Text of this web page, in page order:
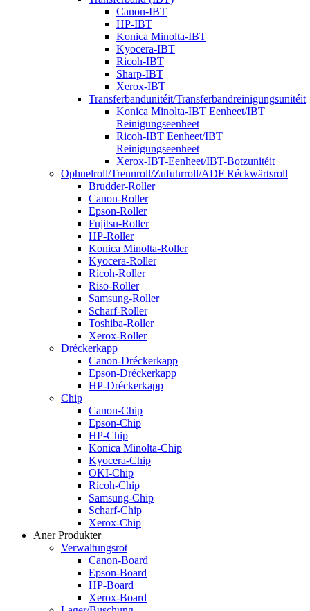
Canon-IBT
HP-IBT
Konica Minolta-IBT
Kyocera-IBT
Ricoh-IBT
Sharp-IBT
Xerox-IBT
Transferbandunitéit/Transferbandreinigungsunitéit
Konica Minolta-IBT Eenheet/IBT
Reinigungseenheet
Ricoh-IBT Eenheet/IBT
Reinigungseenheet
Xerox-IBT-Eenheet/IBT-Botzunitéit
Ophuelroll/Trennroll/Zufuhrroll/ADF Réckwärtsroll
Brudder-Roller
Canon-Roller
Epson-Roller
Fujitsu-Roller
HP-Roller
Konica Minolta-Roller
Kyocera-Roller
Ricoh-Roller
Riso-Roller
Samsung-Roller
Scharf-Roller
Toshiba-Roller
Xerox-Roller
Dréckerkapp
Canon-Dréckerkapp
Epson-Dréckerkapp
HP-Dréckerkapp
Chip
Canon-Chip
Epson-Chip
HP-Chip
Konica Minolta-Chip
Kyocera-Chip
OKI-Chip
Ricoh-Chip
Samsung-Chip
Scharf-Chip
Xerox-Chip
Aner Produkter
Verwaltungsrot
Canon-Board
Epson-Board
HP-Board
Xerox-Board